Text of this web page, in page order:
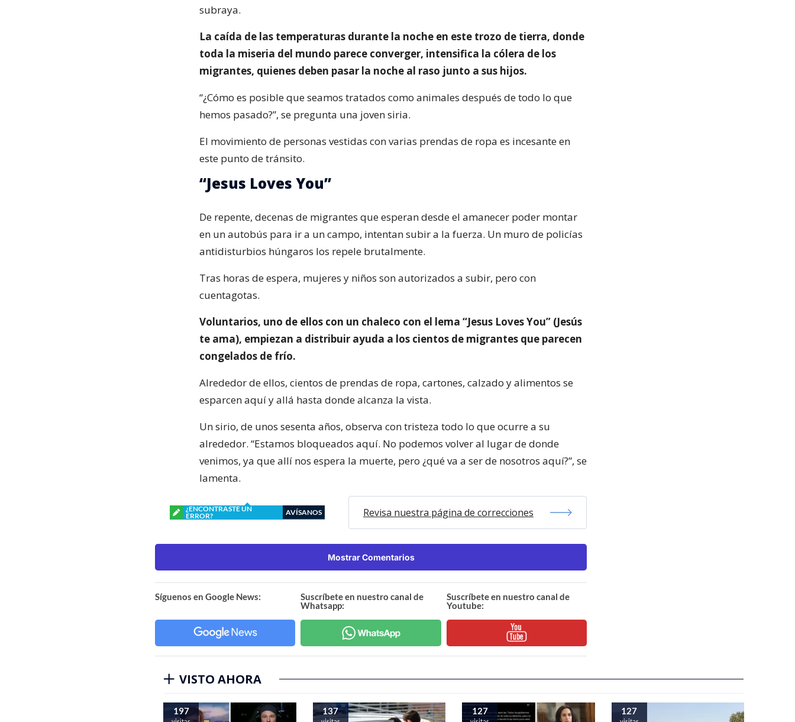
subraya.
La caída de las temperaturas durante la noche en este trozo de tierra, donde
toda la miseria del mundo parece converger, intensifica la cólera de los
migrantes, quienes deben pasar la noche al raso junto a sus hijos.
“¿Cómo es posible que seamos tratados como animales después de todo lo que
hemos pasado?”, se pregunta una joven siria.
El movimiento de personas vestidas con varias prendas de ropa es incesante en
este punto de tránsito.
“Jesus Loves You”
De repente, decenas de migrantes que esperan desde el amanecer poder montar
en un autobús para ir a un campo, intentan subir a la fuerza. Un muro de policías
antidisturbios húngaros los repele brutalmente.
Tras horas de espera, mujeres y niños son autorizados a subir, pero con
cuentagotas.
Voluntarios, uno de ellos con un chaleco con el lema “Jesus Loves You” (Jesús
te ama), empiezan a distribuir ayuda a los cientos de migrantes que parecen
congelados de frío.
Alrededor de ellos, cientos de prendas de ropa, cartones, calzado y alimentos se
esparcen aquí y allá hasta donde alcanza la vista.
Un sirio, de unos sesenta años, observa con tristeza todo lo que ocurre a su
alrededor. “Estamos bloqueados aquí. No podemos volver al lugar de donde
venimos, ya que allí nos espera la muerte, pero ¿qué va a ser de nosotros aquí?”, se
lamenta.
¿ENCONTRASTE UN
ERROR?
AVÍSANOS Revisa nuestra página de correcciones
Mostrar Comentarios
Síguenos en Google News:
Suscríbete en nuestro canal de
Whatsapp:
Suscríbete en nuestro canal de
Youtube:
VISTO AHORA
197 137 127 127